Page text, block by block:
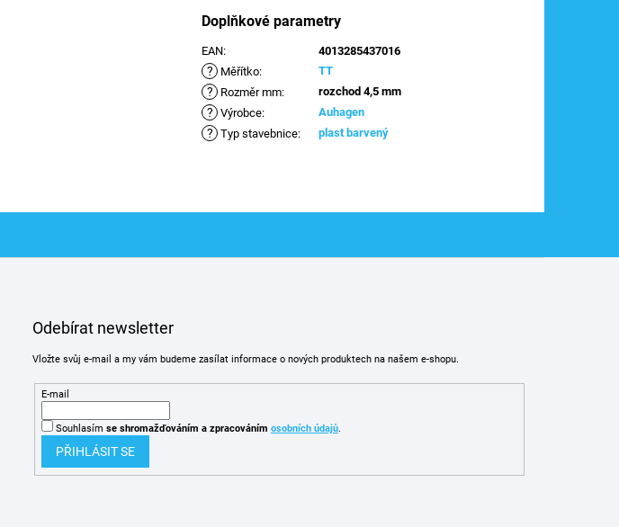
Doplňkové parametry
EAN: 4013285437016
? Měřítko: TT
? Rozměr mm: rozchod 4,5 mm
? Výrobce: Auhagen
? Typ stavebnice: plast barvený
Odebírat newsletter
Vložte svůj e-mail a my vám budeme zasílat informace o nových produktech na našem e-shopu.
E-mail
Souhlasím se shromažďováním a zpracováním osobních údajů.
PŘIHLÁSIT SE